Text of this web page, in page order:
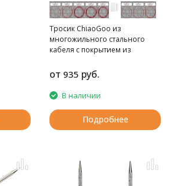
Тросик ChiaoGoo из
многожильного стального
кабеля с покрытием из
от 935 руб.
В наличии
Подробнее